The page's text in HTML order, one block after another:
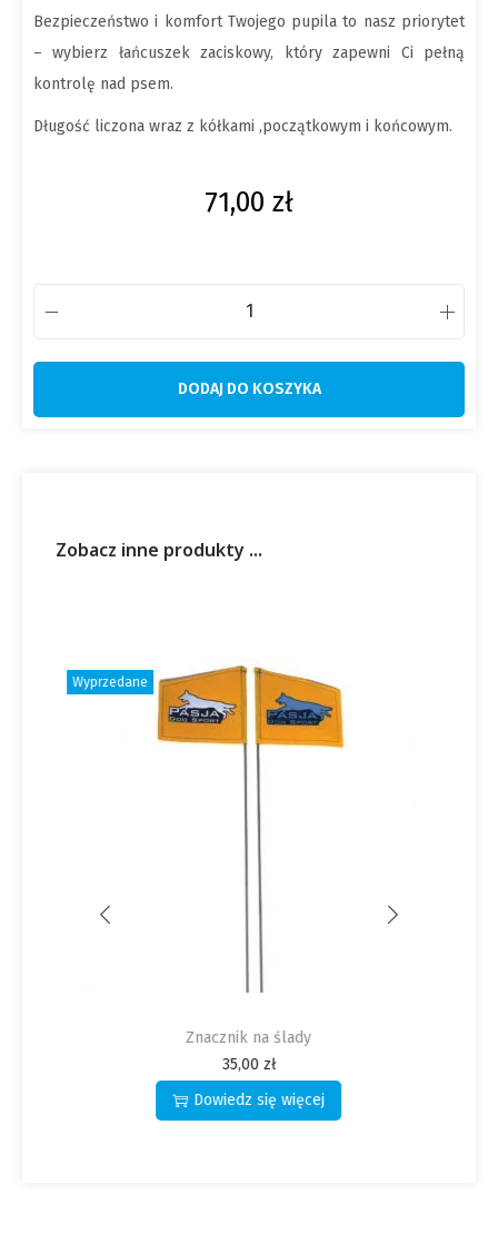
Bezpieczeństwo i komfort Twojego pupila to nasz priorytet
– wybierz łańcuszek zaciskowy, który zapewni Ci pełną
kontrolę nad psem.
Długość liczona wraz z kółkami ,początkowym i końcowym.
71,00 zł
DODAJ DO KOSZYKA
Zobacz inne produkty ...
Przedmioty na ślady
33,00
Dodaj do koszyka